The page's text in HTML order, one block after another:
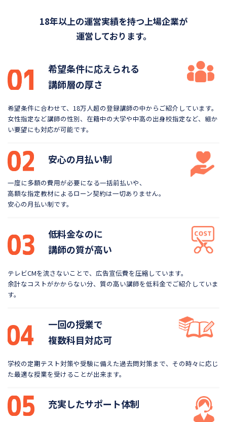
18年以上の運営実績を持つ上場企業が
運営しております。
希望条件に応えられる
講師層の厚さ
希望条件に合わせて、18万人超の登録講師の中から ご紹介しています。
女性指定など講師の性別、在籍中の大学や中高の出身校指定など、細か
い要望にも対応が可能です。
安心の月払い制
一度に多額の費用が必要になる一括前払いや、
高額な指定教材によるローン契約は一切ありません。
安心の月払い制です。
低料金なのに
講師の質が高い
テレビCMを流さないことで、広告宣伝費を圧縮しています。
余計なコストがかからない分、質の高い講師を低料金でご紹介していま
す。
一回の授業で
複数科目対応可
学校の定期テスト対策や受験に備えた過去問対策まで、 その時々に応じ
た最適な授業を受けることが出来ます。
充実したサポート体制